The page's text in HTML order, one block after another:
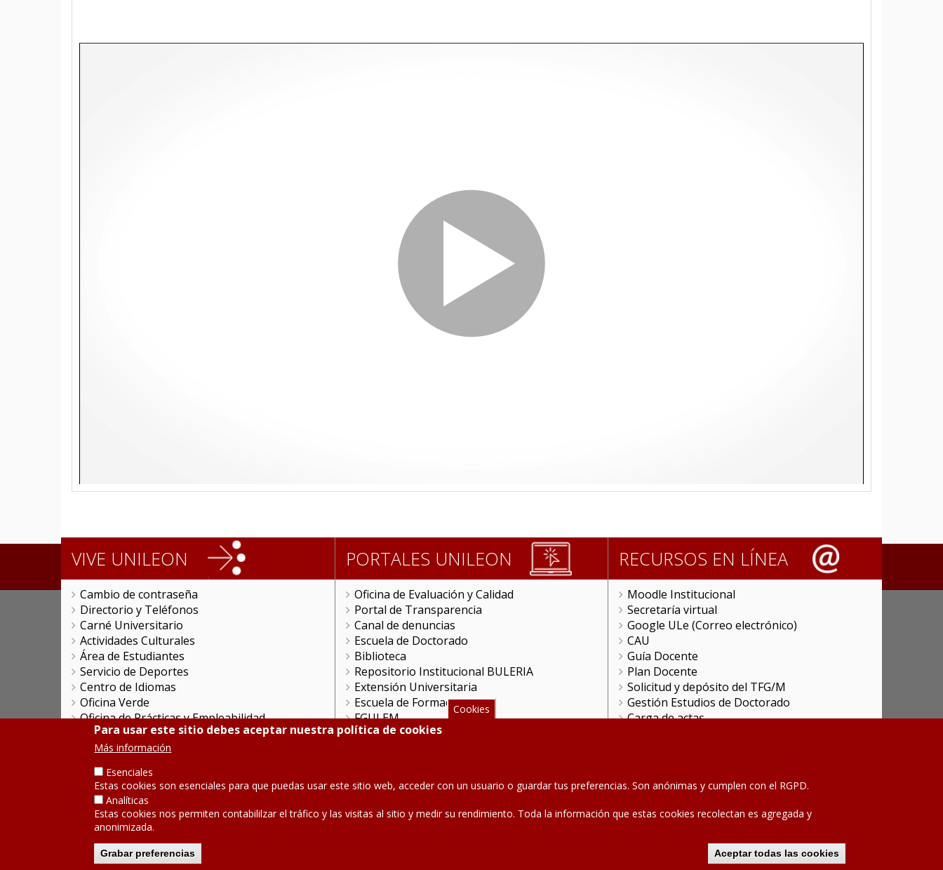
VIVE UNILEON
Cambio de contraseña
Directorio y Teléfonos
Carné Universitario
Actividades Culturales
Área de Estudiantes
Servicio de Deportes
Centro de Idiomas
Oficina Verde
Oficina de Prácticas y Empleabilidad
Colegio Mayor San Isidoro
Colegio Mayor 'La Tebaida'
Servicios Universitarios Generales
Promociones Comerciales
Objetivos de Desarrollo Sostenible
Servicio de Publicaciones
PORTALES UNILEON
Oficina de Evaluación y Calidad
Portal de Transparencia
Canal de denuncias
Escuela de Doctorado
Biblioteca
Repositorio Institucional BULERIA
Extensión Universitaria
Escuela de Formación
FGULEM
Videoteca
HRS4R en la ULE
Portal Científico
Unidad de Cultura Científica
RECURSOS EN LÍNEA
Moodle Institucional
Secretaría virtual
Google ULe (Correo electrónico)
CAU
Guía Docente
Plan Docente
Solicitud y depósito del TFG/M
Gestión Estudios de Doctorado
Carga de actas
Perfil del Contratante
Portal del Empleado
Servicio de Informática y Comunicaciones
SÍGUENOS
Mapa de la web
2020 © Universidad de León
Cookies
Para usar este sitio debes aceptar nuestra política de cookies
Más información
Esenciales
Estas cookies son esenciales para que puedas usar este sitio web, acceder con un usuario o guardar tus preferencias. Son anónimas y cumplen con el RGPD.
Analíticas
Estas cookies nos permiten contabililzar el tráfico y las visitas al sitio y medir su rendimiento. Toda la información que estas cookies recolectan es agregada y
anonimizada.
Grabar preferencias Aceptar todas las cookies